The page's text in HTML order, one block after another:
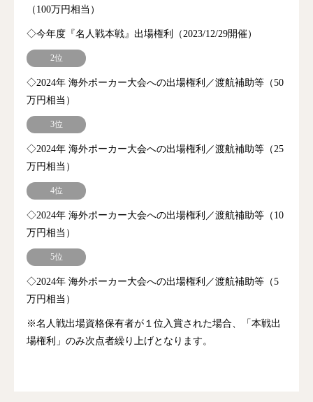
（100万円相当）
◇今年度『名人戦本戦』出場権利（2023/12/29開催）
2位
◇2024年 海外ポーカー大会への出場権利／渡航補助等（50
万円相当）
3位
◇2024年 海外ポーカー大会への出場権利／渡航補助等（25
万円相当）
4位
◇2024年 海外ポーカー大会への出場権利／渡航補助等（10
万円相当）
5位
◇2024年 海外ポーカー大会への出場権利／渡航補助等（5
万円相当）
※名人戦出場資格保有者が１位入賞された場合、「本戦出
場権利」のみ次点者繰り上げとなります。